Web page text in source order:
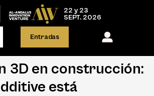
22 y 23
SEPT. 2026
Entradas
3D en construcción:
está